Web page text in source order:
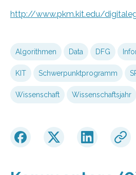
http://www.pkm.kit.edu/
Algorithmen Data DFG
KIT Schwerpunktprogramm
Wissenschaft Wissenschaftsjahr